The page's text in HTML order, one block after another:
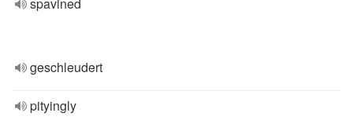
geschleudert
pityingly